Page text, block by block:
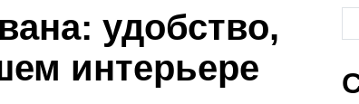
удобство,
интерьере